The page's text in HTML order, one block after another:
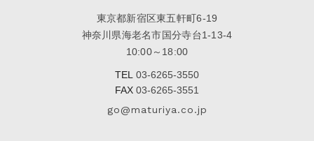
東京都新宿区東五軒町6-19
神奈川県海老名市国分寺台1-13-4
10:00～18:00
TEL 03-6265-3550
FAX 03-6265-3551
go@maturiya.co.jp